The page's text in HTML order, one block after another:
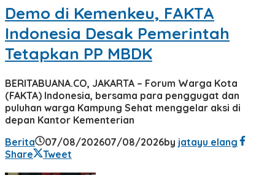
Demo di Kemenkeu, FAKTA
Indonesia Desak Pemerintah
Tetapkan PP MBDK
BERITABUANA.CO, JAKARTA – Forum Warga Kota
(FAKTA) Indonesia, bersama para penggugat dan
puluhan warga Kampung Sehat menggelar aksi di
depan Kantor Kementerian
Berita
07/08/202607/08/2026by jatayu elang
Share
Tweet